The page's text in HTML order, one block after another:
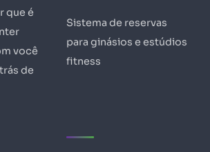
que é
você
de
Sistema de reservas
para ginásios e estúdios
fitness